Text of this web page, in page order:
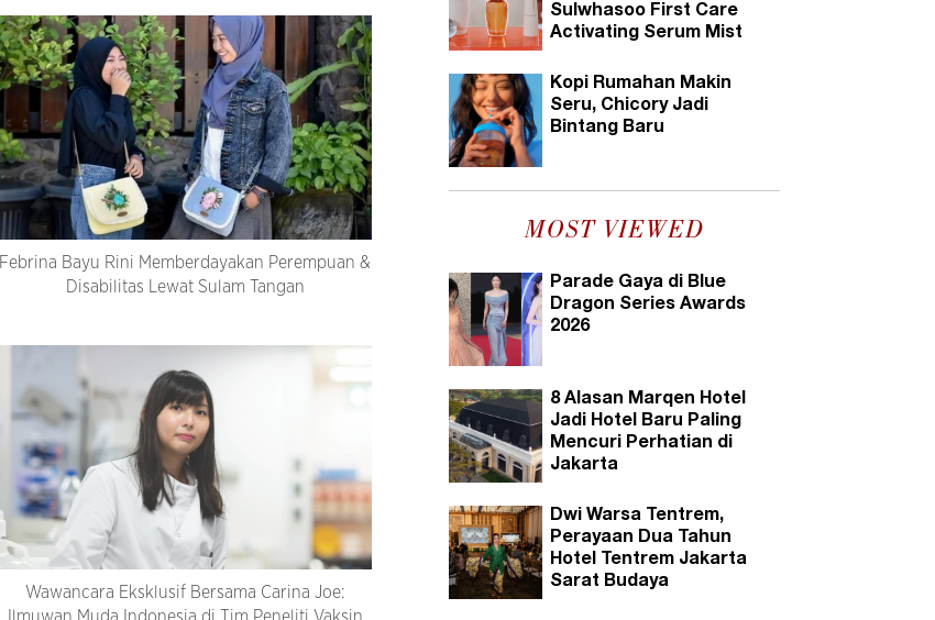
Febrina Bayu Rini Memberdayakan Perempuan &
Disabilitas Lewat Sulam Tangan
Wawancara Eksklusif Bersama Carina Joe:
Ilmuwan Muda Indonesia di Tim Peneliti Vaksin
Sulwhasoo First Care
Activating Serum Mist
Kopi Rumahan Makin
Seru, Chicory Jadi
Bintang Baru
MOST VIEWED
Parade Gaya di Blue
Dragon Series Awards
2026
8 Alasan Marqen Hotel
Jadi Hotel Baru Paling
Mencuri Perhatian di
Jakarta
Dwi Warsa Tentrem,
Perayaan Dua Tahun
Hotel Tentrem Jakarta
Sarat Budaya